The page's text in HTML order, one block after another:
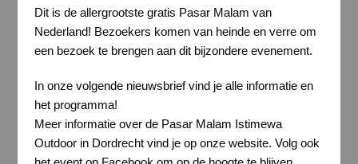
Dit is de allergrootste gratis Pasar Malam van
Nederland! Bezoekers komen van heinde en verre om
een bezoek te brengen aan dit bijzondere evenement.
In onze volgende nieuwsbrief vind je alle informatie en
het programma!
Meer informatie over de Pasar Malam Istimewa
Outdoor in Dordrecht vind je op onze website. Volg ook